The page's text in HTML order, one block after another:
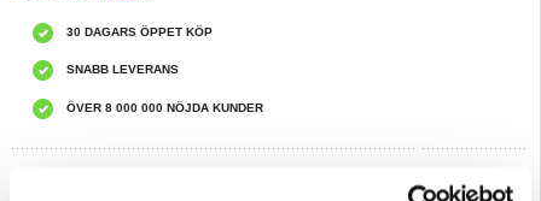
30 DAGARS ÖPPET KÖP
SNABB LEVERANS
ÖVER 8 000 000 NÖJDA KUNDER